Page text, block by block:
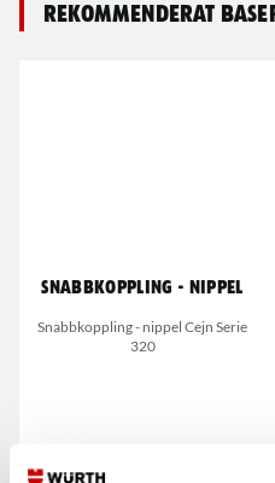
Rekommenderat
Snabbkoppling - nippel
Snabbkoppling - nippel Cejn Serie
320